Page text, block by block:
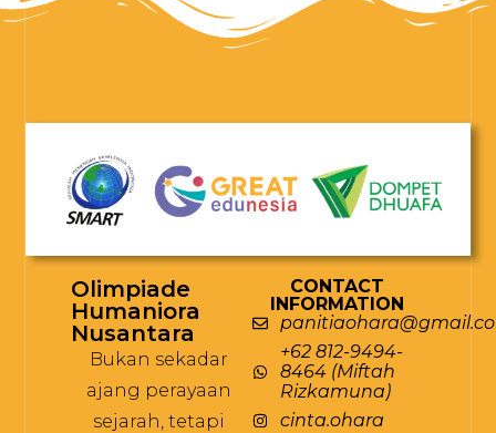
Olimpiade
Humaniora
Nusantara
Bukan sekadar
ajang perayaan
sejarah, tetapi
CONTACT
INFORMATION
+62 812-9494-
8464 (Miftah
Rizkamuna)
cinta.ohara